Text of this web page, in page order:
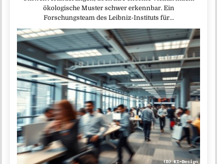
ökologische Muster schwer erkennbar. Ein
Forschungsteam des Leibniz-Instituts für…